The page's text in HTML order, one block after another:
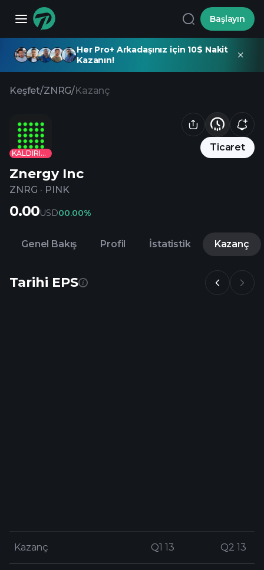
Başlayın
Her Pro+ Arkadaşınız için 10$ Nakit
Kazanın!
Keşfet/ZNRG/Kazanç
KALDIRILDI
Ticaret
Znergy Inc
ZNRG · PINK
0.00USD00.00%
Genel Bakış Profil İstatistik Kazanç
Tarihi EPS
Kazanç Q1 13 Q2 13
Kazanç Q1 13 Q2 13